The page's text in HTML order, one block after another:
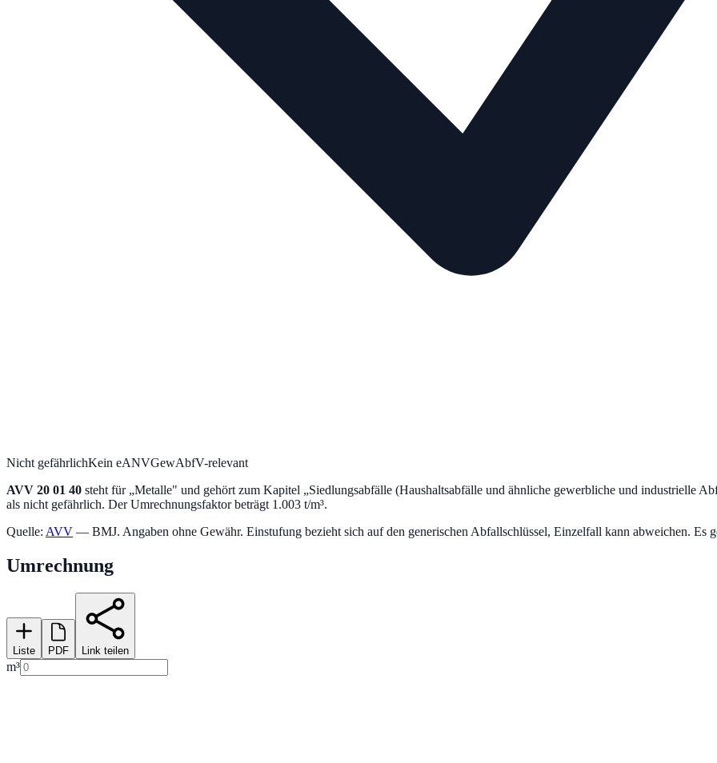
Nicht gefährlichKein eANVGewAbfV-relevant
AVV 20 01 40 steht für „Metalle" und gehört zum Kapitel „Siedlungsabfälle (Haushaltsabfälle und ähnliche gewerbliche und industrielle
als nicht gefährlich. Der Umrechnungsfaktor beträgt 1.003 t/m³.
Quelle: AVV — BMJ. Angaben ohne Gewähr. Einstufung bezieht sich auf den generischen Abfallschlüssel, Einzelfall kann abweichen. Es
Umrechnung
Liste PDF Link teilen
m³